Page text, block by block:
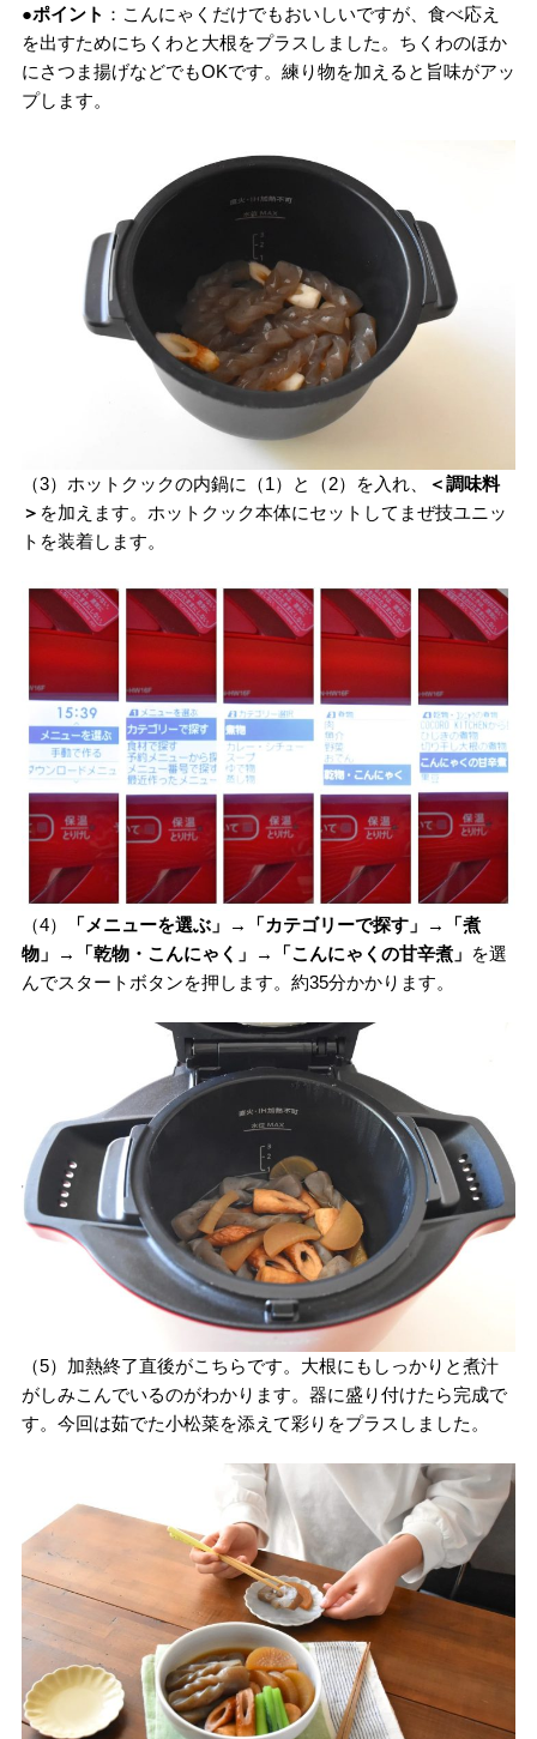
●ポイント ：こんにゃくだけでもおいしいですが、食べ応え
を出すためにちくわと大根をプラスしました。ちくわのほか
にさつま揚げなどでもOKです。練り物を加えると旨味がアッ
プします。
（3）ホットクックの内鍋に（1）と（2）を入れ、
＜調味料
＞ を加えます。ホットクック本体にセットしてまぜ技ユニッ
トを装着します。
（4）
「メニューを選ぶ」→「カテゴリーで探す」→「煮
物」→「乾物・こんにゃく」→「こんにゃくの甘辛煮」 を選
んでスタートボタンを押します。約35分かかります。
（5）加熱終了直後がこちらです。大根にもしっかりと煮汁
がしみこんでいるのがわかります。器に盛り付けたら完成で
す。今回は茹でた小松菜を添えて彩りをプラスしました。